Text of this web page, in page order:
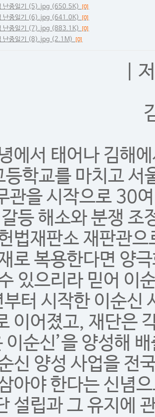
난중일기 (5).jpg (650.5K) [0]
난중일기 (6).jpg (641.0K) [0]
난중일기 (7).jpg (883.1K) [0]
난중일기 (8).jpg (2.1M) [0]
|
에서 태어나 김해
등학교를 마치고
관을 시작으로 30
등 해소와 분쟁
법재판소 재판관
로 복용한다면 양
있으리라 믿어 이
터 시작한 이순신
이어졌고, 재단은
이순신’을 양성해
신 양성 사업을 전
아야 한다는 신념
설립과 그 유지에